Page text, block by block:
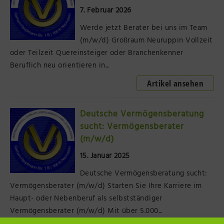
Präsenzstelle Prignitz Standort Neuruppin
Museum Neuruppin
Brandenburg-Preußen Museum Wustrau
Wegemuseum Wusterhausen/Dosse
7. Februar 2026
Werde jetzt Berater bei uns im Team
(m/w/d) Großraum Neuruppin Vollzeit
oder Teilzeit Quereinsteiger oder Branchenkenner
Beruflich neu orientieren in...
Artikel ansehen
Deutsche Vermögensberatung
sucht: Vermögensberater
(m/w/d)
15. Januar 2025
Deutsche Vermögensberatung sucht:
Vermögensberater (m/w/d) Starten Sie Ihre Karriere im
Haupt- oder Nebenberuf als selbstständiger
Vermögensberater (m/w/d) Mit über 5.000...